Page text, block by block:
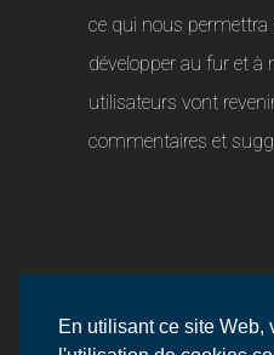
En utilisant ce site Web,
ce qui nous permettra
développer au fur et à
utilisateurs vont
commentaires et